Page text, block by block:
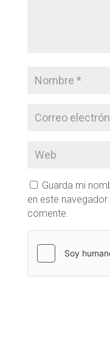
Guarda mi
en este
comente.